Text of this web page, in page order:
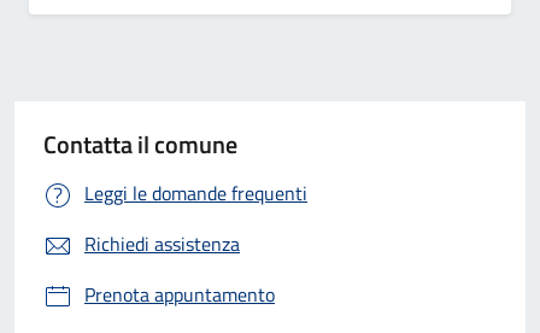
Contatta il comune
Leggi le domande frequenti
Richiedi assistenza
Prenota appuntamento